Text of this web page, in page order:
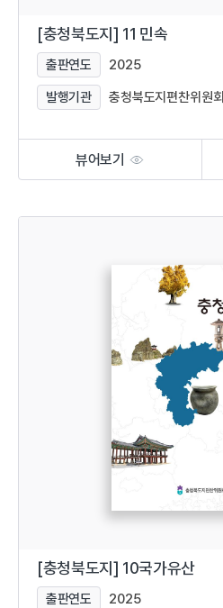
[충청북도지] 11 민속
출판연도
2025
발행기관
충청북도지편찬위원회
뷰어보기
[충청북도지] 10국가유산
출판연도
2025